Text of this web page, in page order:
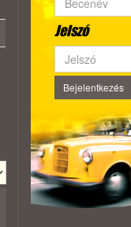
Jelszó
Bejelentkezés